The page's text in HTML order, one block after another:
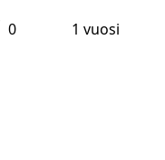
0
1 vuosi